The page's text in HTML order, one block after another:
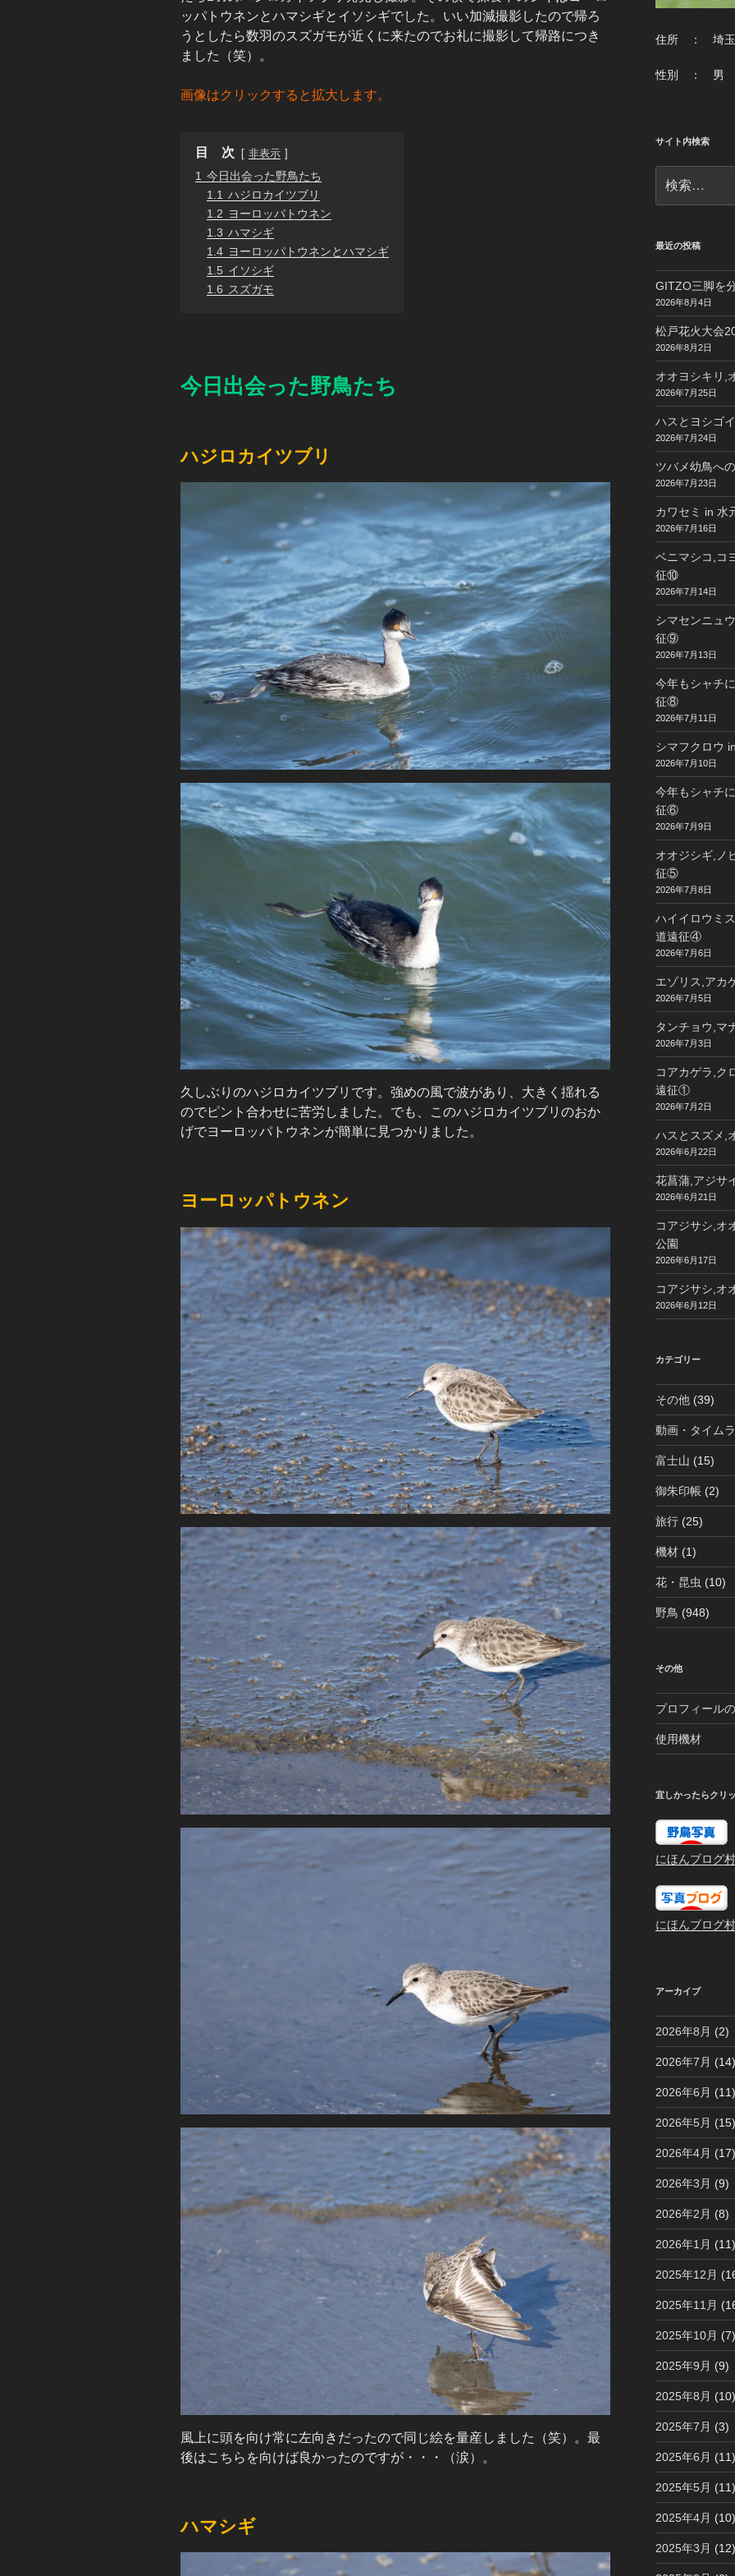
ッパトウネンとハマシギとイソシギでした。いい加減撮影したので帰ろ
うとしたら数羽のスズガモが近くに来たのでお礼に撮影して帰路につき
ました（笑）。
画像はクリックすると拡大します。
目 次 非表示
1 今日出会った野鳥たち
1.1 ハジロカイツブリ
1.2 ヨーロッパトウネン
1.3 ハマシギ
1.4 ヨーロッパトウネンとハマシギ
1.5 イソシギ
1.6 スズガモ
今日出会った野鳥たち
ハジロカイツブリ
久しぶりのハジロカイツブリです。強めの風で波があり、大きく揺れる
のでピント合わせに苦労しました。でも、このハジロカイツブリのおか
げでヨーロッパトウネンが簡単に見つかりました。
ヨーロッパトウネン
風上に頭を向け常に左向きだったので同じ絵を量産しました（笑）。最
後はこちらを向けば良かったのですが・・・（涙）。
ハマシギ
住所 ： 埼玉
性別 ： 男
サイト内検索
索:
最近の投稿
GITZO三脚を
2026年8月4日
松戸花火大会
2026年8月2日
オオヨシキリ,
2026年7月25日
ハスとヨシゴ
2026年7月24日
ツバメ幼鳥へ
2026年7月23日
カワセミ in 水
2026年7月16日
ベニマシコ,コ
征⑩
2026年7月14日
シマセンニュ
征⑨
2026年7月13日
今年もシャチ
征⑧
2026年7月11日
シマフクロウ
2026年7月10日
今年もシャチ
征⑥
2026年7月9日
オオジシギ,ノ
征⑤
2026年7月8日
ハイイロウミ
道遠征④
2026年7月6日
エゾリス,アカ
2026年7月5日
タンチョウ,マ
2026年7月3日
コアカゲラ,ク
遠征①
2026年7月2日
ハスとスズメ,
2026年6月22日
花菖蒲,アジサ
2026年6月21日
コアジサシ,オ
公園
2026年6月17日
コアジサシ,オ
2026年6月12日
カテゴリー
その他(39)
動画・タイム
富士山 (15)
御朱印帳(2)
旅行(25)
機材(1)
花・昆虫 (10)
野鳥 (948)
その他
プロフィール
使用機材
宜しかったらクリ
にほんブログ村
にほんブログ村
アーカイブ
2026年8月 (2)
2026年7月 (14)
2026年6月 (11)
2026年5月 (15)
2026年4月 (17)
2026年3月 (9)
2026年2月 (8)
2026年1月 (11)
2025年12月
2025年11月
2025年10月 (7)
2025年9月 (9)
2025年8月 (10)
2025年7月 (3)
2025年6月 (11)
2025年5月 (11)
2025年4月 (10)
2025年3月 (12)